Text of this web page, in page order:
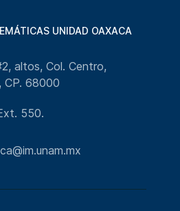
UNIDAD OAXACA
altos, Col. Centro,
CP. 68000
550.